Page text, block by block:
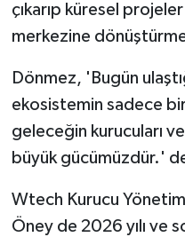
çıkarıp küresel
merkezine
Dönmez, 'Bugün
ekosistemin sadece
geleceğin kurucuları
büyük gücümüzdür.'
Wtech Kurucu Yönetim
Öney de 2026 yılı ve